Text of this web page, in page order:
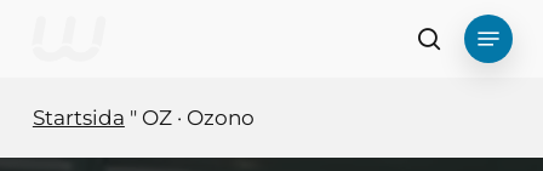
Sök
Meny
Startsida " OZ · Ozono